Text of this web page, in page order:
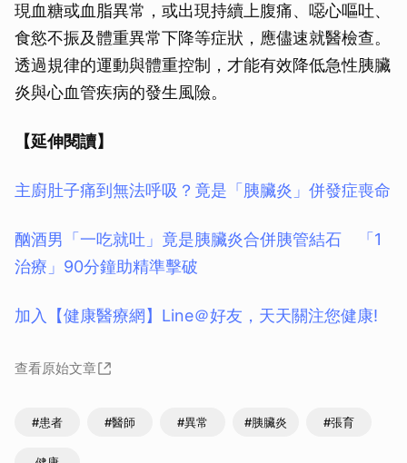
現血糖或血脂異常，或出現持續上腹痛、噁心嘔吐、
食慾不振及體重異常下降等症狀，應儘速就醫檢查。
透過規律的運動與體重控制，才能有效降低急性胰臟
炎與心血管疾病的發生風險。
【延伸閱讀】
主廚肚子痛到無法呼吸？竟是「胰臟炎」併發症喪命
酗酒男「一吃就吐」竟是胰臟炎合併胰管結石 「1
治療」90分鐘助精準擊破
加入【健康醫療網】Line＠好友，天天關注您健康!
查看原始文章
#患者 #醫師 #異常 #胰臟炎 #張育